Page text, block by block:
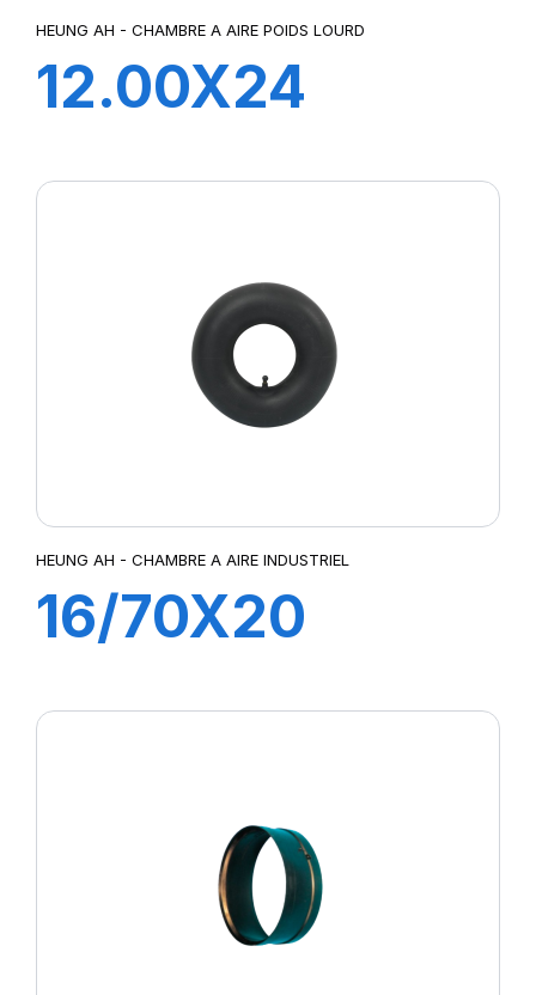
HEUNG AH - CHAMBRE A AIRE POIDS LOURD
12.00X24
HEUNG AH - CHAMBRE A AIRE INDUSTRIEL
16/70X20